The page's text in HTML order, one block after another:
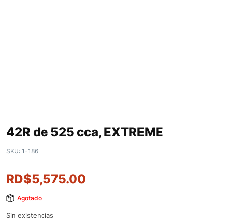
42R de 525 cca, EXTREME
SKU: 1-186
RD$5,575.00
Agotado
Sin existencias